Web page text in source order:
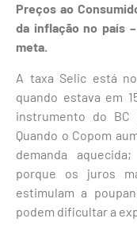
Preços ao
da inflação no país
meta.
A taxa Selic está
quando estava em
instrumento do BC
Quando o Copom
demanda
porque os juros
estimulam a
podem dificultar a